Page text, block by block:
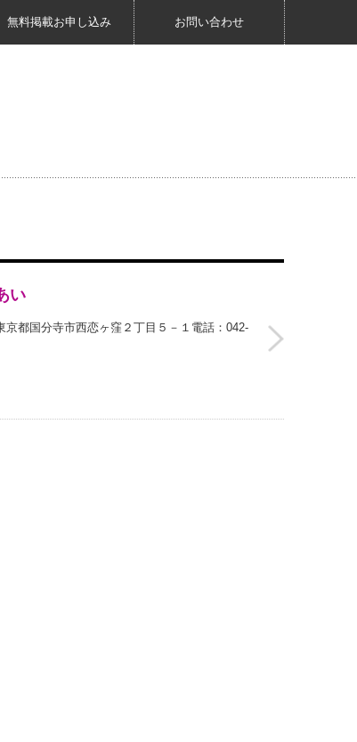
無料掲載お申し込み お問い合わせ
い
都国分寺市西恋ヶ窪２丁目５－１電話：042-